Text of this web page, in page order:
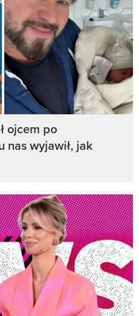
ojcem po
nas wyjawił, jak